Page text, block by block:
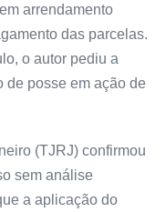
arrendamento
das parcelas.
o autor pediu a
de posse em ação de
(TJRJ) confirmou
sem análise
a aplicação do